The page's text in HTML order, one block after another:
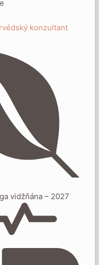
konzultant
vidžňána – 2027